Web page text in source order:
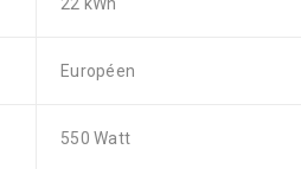
Européen
550 Watt